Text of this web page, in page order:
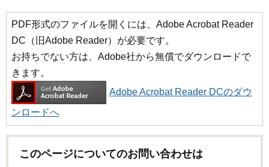
PDF形式のファイルを開くには、Adobe Acrobat Reader
DC（旧Adobe Reader）が必要です。
お持ちでない方は、Adobe社から無償でダウンロードで
きます。
Adobe Acrobat Reader DCのダウ
ンロードへ
このページについてのお問い合わせは